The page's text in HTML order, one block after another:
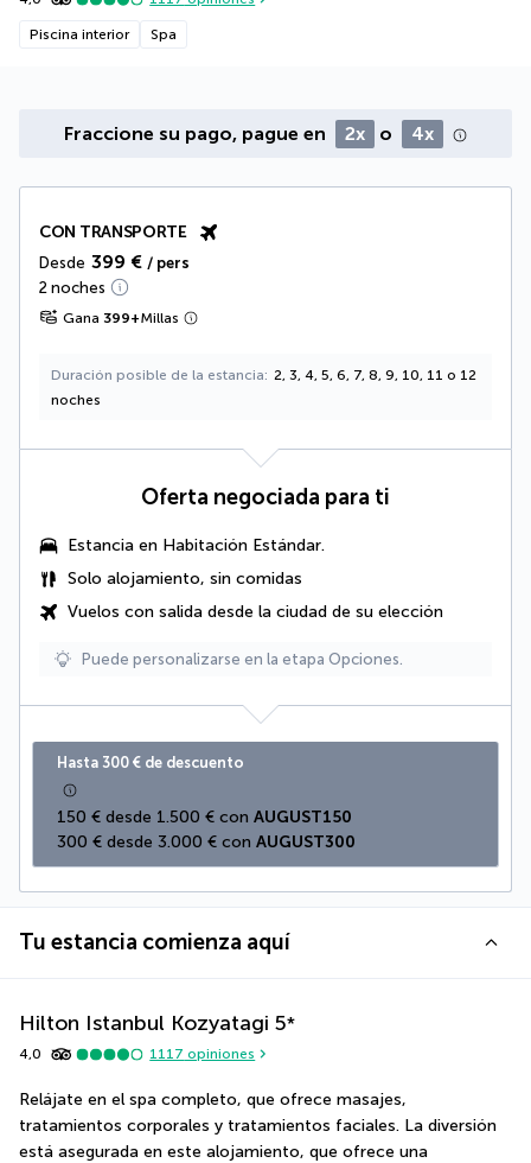
Piscina interior Spa
Fraccione su pago, pague en 2x o 4x
CON TRANSPORTE
Desde 399 € / pers
2 noches
Gana 399+Millas
Duración posible de la estancia
2, 3, 4, 5, 6, 7, 8, 9, 10, 11 o 12
noches
Oferta negociada para ti
Estancia en Habitación Estándar.
Solo alojamiento, sin comidas
Vuelos con salida desde la ciudad de su elección
Puede personalizarse en la etapa Opciones.
Hasta 300 € de descuento
150 € desde 1.500 € con AUGUST150
300 € desde 3.000 € con AUGUST300
Tu estancia comienza aquí
Hilton Istanbul Kozyatagi 5*
4,0 1117 opiniones
Relájate en el spa completo, que ofrece masajes,
tratamientos corporales y tratamientos faciales. La diversión
está asegurada en este alojamiento, que ofrece una